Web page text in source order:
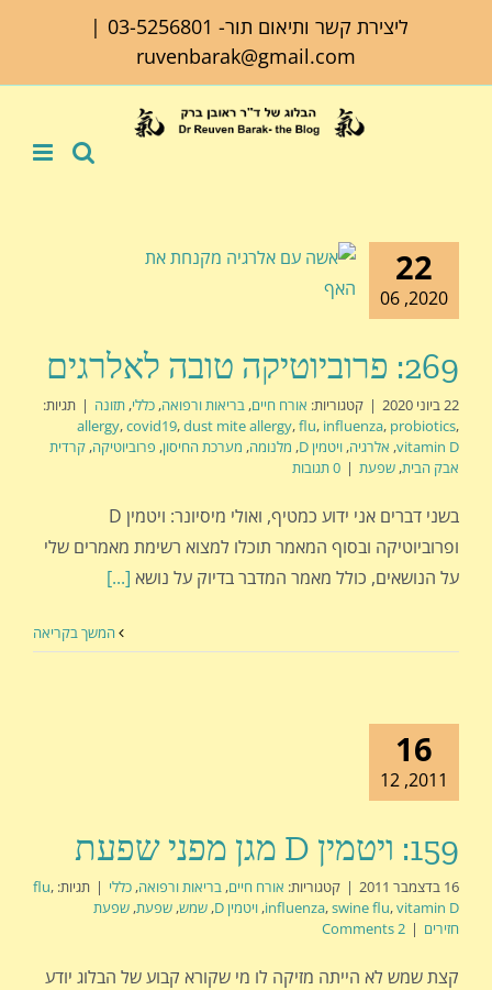
ליצירת קשר ותיאום תור- 03-5256801
|
ruvenbarak@gmail.com
22
2020, 06
269: פרוביוטיקה טובה לאלרגים
22 ביוני 2020 | קטגוריות: אורח חיים, בריאות ורפואה, כללי, תזונה | תגיות:
allergy,covid19,dust mite allergy,flu, influenza, probiotics,
vitamin D
, אלרגיה, ויטמין D , מלנומה, מערכת החיסון, פרוביוטיקה, קרדית
אבק הבית, שפעת | 0 תגובות
בשני דברים אני ידוע כמטיף, ואולי מיסיונר: ויטמין D
ופרוביוטיקה ובסוף המאמר תוכלו למצוא רשימת מאמרים שלי
על הנושאים, כולל מאמר המדבר בדיוק על נושא [...]
המשך בקריאה
16
2011, 12
159: ויטמין D מגן מפני שפעת
16 בדצמבר 2011 | קטגוריות: אורח חיים, בריאות ורפואה, כללי | תגיות: flu,
influenza,swine flu,vitamin D
, ויטמין D , שמש, שפעת, שפעת
חזירים |
2 Comments
קצת שמש לא הייתה מזיקה לו מי שקורא קבוע של הבלוג יודע